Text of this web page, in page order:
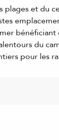
plages et du
bénéficiant
du
pour les